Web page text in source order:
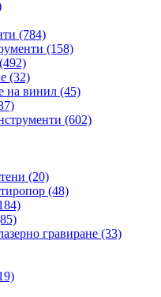
(784)
(158)
(492)
(32)
на винил (45)
(602)
(20)
(48)
гравиране (33)